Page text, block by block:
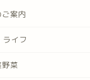
案内
イフ
菜